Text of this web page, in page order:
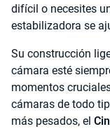
difícil o necesites
estabilizadora se
Su construcción
cámara esté
momentos
cámaras de todo
más pesados, el